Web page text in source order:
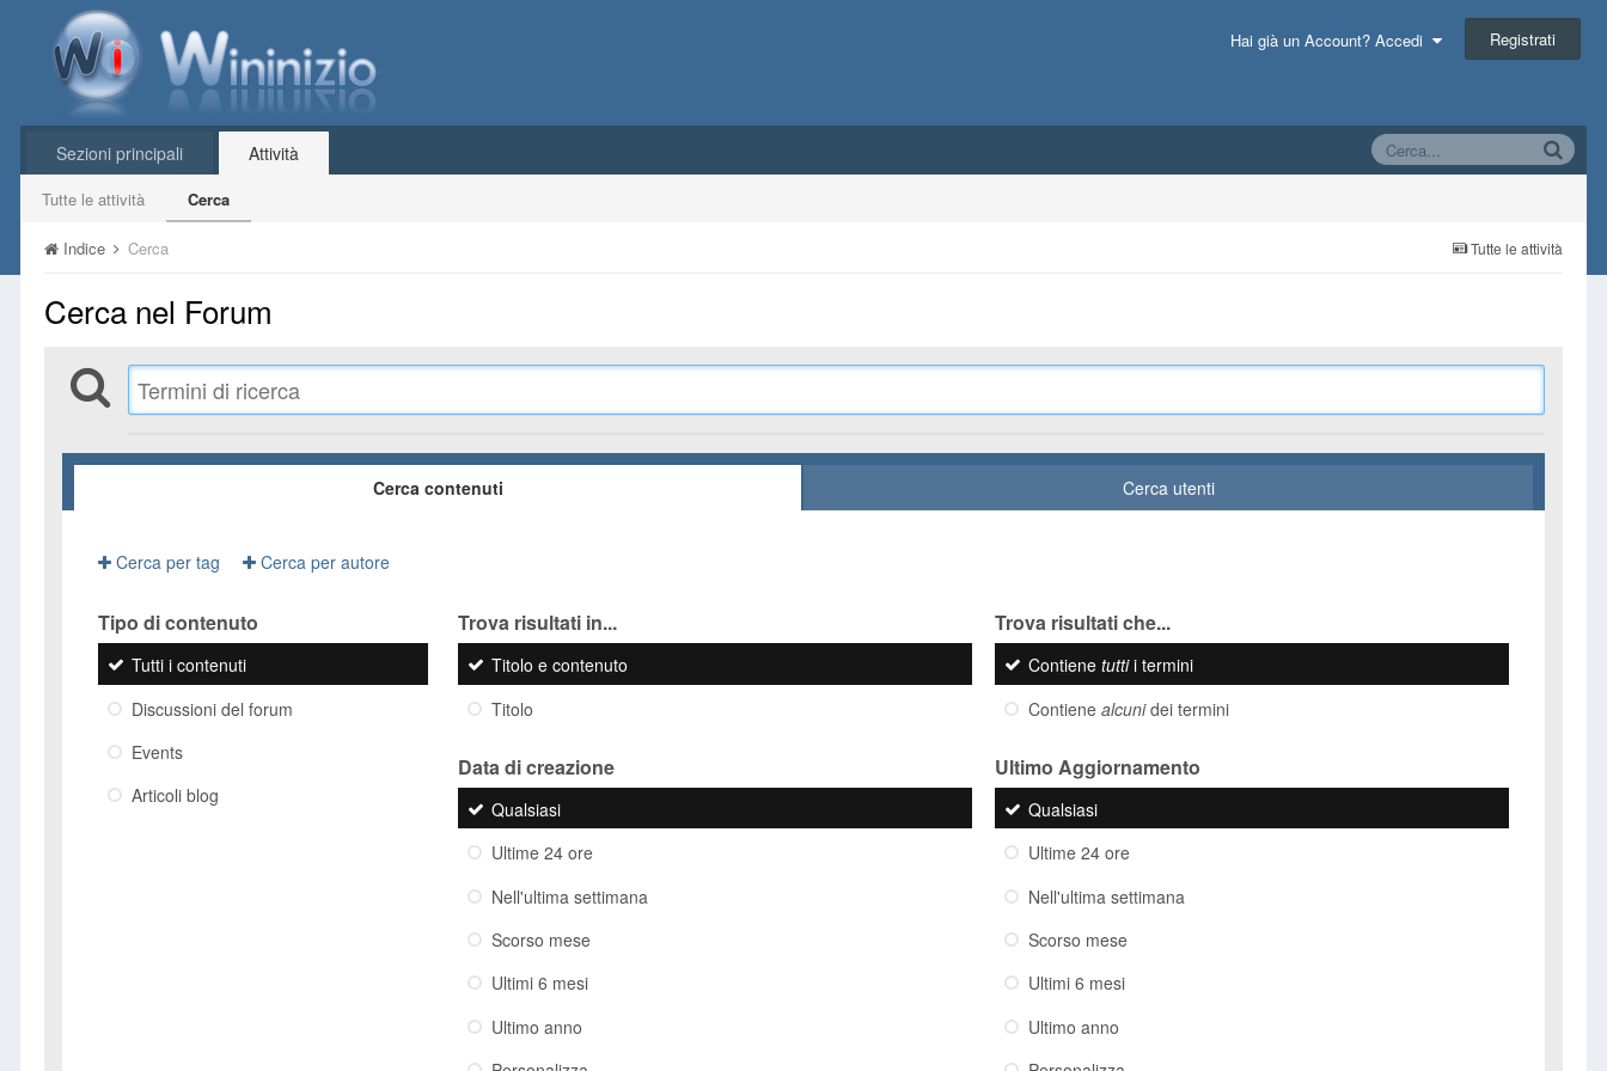
Hai già un Account? Accedi Registrati
Sezioni principali Attività
Tutte le attività Cerca
Tutte le attività
Indice Cerca
Cerca nel Forum
Cerca contenuti Cerca utenti
Cerca per tag Cerca per autore
Tipo di contenuto
Tutti i contenuti
Discussioni del forum
Events
Articoli blog
Trova risultati in...
Titolo e contenuto
Titolo
Trova risultati che...
Contiene tuttii termini
Contiene alcunidei termini
Data di creazione
Qualsiasi
Ultime 24 ore
Nell'ultima settimana
Scorso mese
Ultimi 6 mesi
Ultimo anno
Ultimo Aggiornamento
Qualsiasi
Ultime 24 ore
Nell'ultima settimana
Scorso mese
Ultimi 6 mesi
Ultimo anno